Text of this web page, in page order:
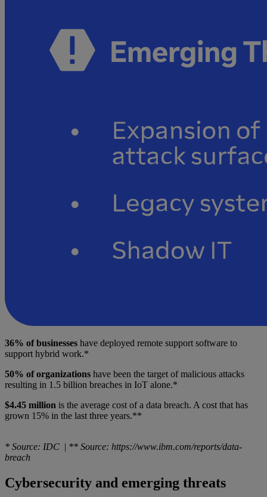
36% of businesses have deployed remote support software to
support hybrid work.*
50% of organizations have been the target of malicious attacks
resulting in 1.5 billion breaches in IoT alone.*
$4.45 million is the average cost of a data breach. A cost that has
grown 15% in the last three years.**
* Source: IDC
** Source: https://www.ibm.com/reports/data-
breach
Cybersecurity and emerging threats